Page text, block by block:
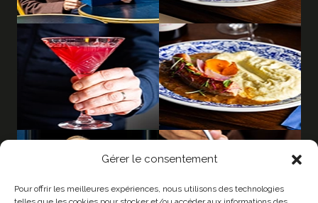
Gérer le consentement
Pour offrir les meilleures expériences, nous utilisons des technologies